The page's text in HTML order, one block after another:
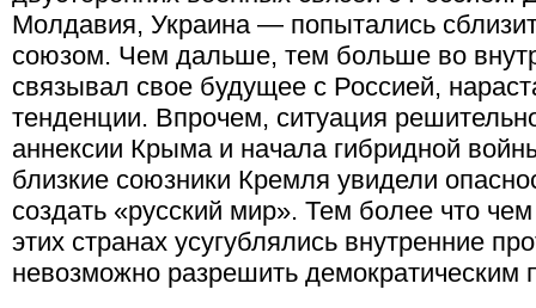
Молдавия, Украина — попытались
союзом. Чем дальше, тем больше во
связывал свое будущее с Россией,
тенденции. Впрочем, ситуация
аннексии Крыма и начала гибридной
близкие союзники Кремля увидели
создать «русский мир». Тем более что
этих странах усугублялись внутренние
невозможно разрешить демократическим